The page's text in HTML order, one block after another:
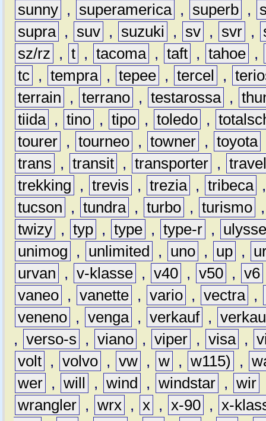
sunny , superamerica , superb ,
supra , suv , suzuki , sv , svr ,
sz/rz
, t , tacoma , taft , tahoe ,
tc , tempra , tepee , tercel ,
terrain
, terrano , testarossa ,
tiida , tino , tipo , toledo ,
tourer , tourneo , towner , toyota
trans
, transit , transporter ,
trekking
, trevis , trezia , tribeca
tucson
, tundra , turbo , turismo
twizy , typ , type , type-r ,
unimog
, unlimited , uno , up ,
urvan
, v-klasse , v40 , v50 , v6
vaneo , vanette , vario , vectra ,
veneno , venga , verkauf ,
, verso-s , viano , viper , visa ,
volt , volvo , vw , w , w115) ,
wer , will , wind , windstar , wir
wrangler , wrx , x , x-90 , x-